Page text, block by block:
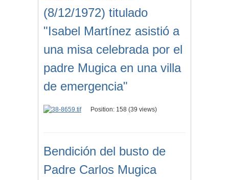
(8/12/1972) titulado
"Isabel Martínez asistió a
una misa celebrada por el
padre Mugica en una villa
de emergencia"
Position: 158 (39 views)
Bendición del busto de
Padre Carlos Mugica